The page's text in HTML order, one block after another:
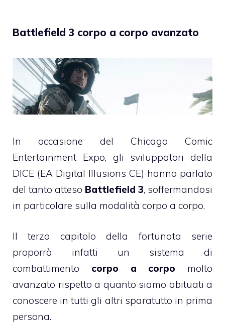
Battlefield 3 corpo a corpo avanzato
In occasione del Chicago Comic
Entertainment Expo, gli sviluppatori della
DICE (EA Digital Illusions CE) hanno parlato
del tanto atteso Battlefield 3, soffermandosi
in particolare sulla modalità corpo a corpo.
Il terzo capitolo della fortunata serie
proporrà infatti un sistema di
combattimento corpo a corpo molto
avanzato rispetto a quanto siamo abituati a
conoscere in tutti gli altri sparatutto in prima
persona.